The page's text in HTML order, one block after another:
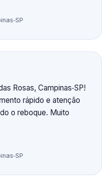
Rosas, Campinas‑SP!
rápido e atenção
o reboque. Muito